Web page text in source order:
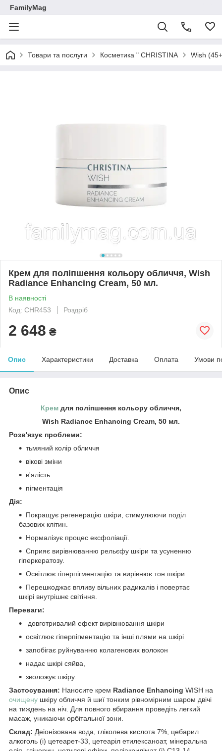
FamilyMag
Товари та послуги Косметика " CHRISTINA Wish
Крем для поліпшення кольору обличчя, Wish
Radiance Enhancing Cream, 50 мл.
В наявності
Код: СHR453
Роздріб
2 648 ₴
Опис Характеристики Доставка Оплата Умови
Опис
Крем для поліпшення кольору обличчя,
Wish Radiance Enhancing Cream, 50 мл.
Розв'язує проблеми:
тьмяний колір обличчя
вікові зміни
в'ялість
пігментація
Дія:
Покращує регенерацію шкіри, стимулюючи поділ
базових клітин.
Нормалізує процес ексфоліації.
Сприяє вирівнюванню рельєфу шкіри та усуненню
гіперкератозу.
Освітлює гіперпігментацію та вирівнює тон шкіри.
Перешкоджає впливу вільних радикалів і повертає
шкірі внутрішнє світіння.
Переваги:
довготривалий ефект вирівнювання шкіри
освітлює гіперпігментацію та інші плями на шкірі
запобігає руйнуванню колагенових волокон
надає шкірі сяйва,
зволожує шкіру.
Застосування: Наносите крем Radiance Enhancing WISH на
очищену шкіру обличчя й шиї тонким рівномірним шаром двічі
на тиждень на ніч. Для повного вбирання проведіть легкий
масаж, уникаючи орбітальної зони.
Склад: Деіонізована вода, гліколева кислота 7%, цебарил
алкоголь (і) цетеарет-33, цетеаріл етилексаноат, мінеральна